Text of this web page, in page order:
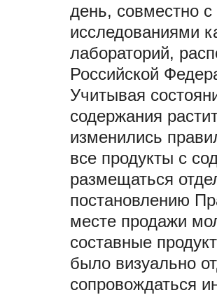
день, совместно с
исследованиями
лабораторий,
Российской
Учитывая
содержания
изменились
все продукты с
размещаться
постановлению
месте продажи
составные
было визуально
сопровождаться